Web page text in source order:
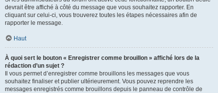
devrait être affiché à côté du message que vous souhaitez rapporter. En
cliquant sur celui-ci, vous trouverez toutes les étapes nécessaires afin de
rapporter le message.
Haut
À quoi sert le bouton « Enregistrer comme brouillon » affiché lors de la
rédaction d’un sujet ?
Il vous permet d’enregistrer comme brouillons les messages que vous
souhaitez finaliser et publier ultérieurement. Vous pouvez reprendre les
messages enregistrés comme brouillons depuis le panneau de contrôle de